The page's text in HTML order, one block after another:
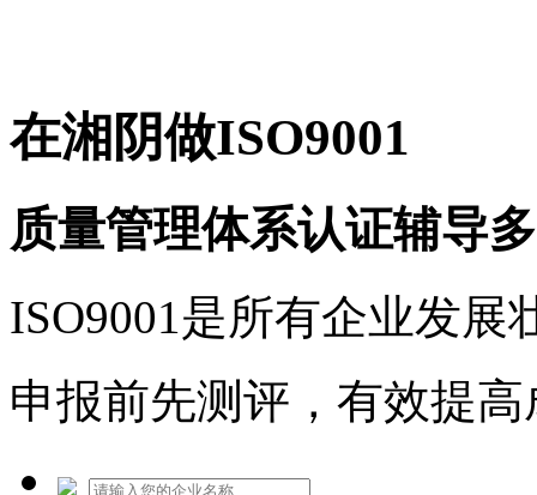
在湘阴做ISO9001
质量管理体系认证辅导
ISO9001是所有企业发展
申报前先测评，有效提